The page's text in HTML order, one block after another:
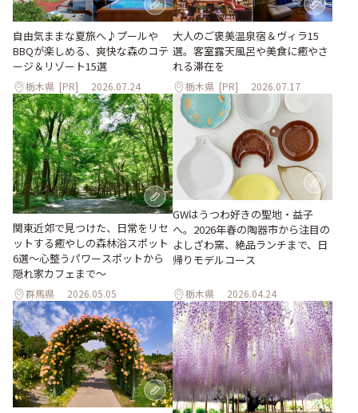
自由気ままな夏旅へ♪プールや
BBQが楽しめる、爽快な森のコテ
ージ＆リゾート15選
栃木県 [PR] 2026.07.24
大人のご褒美温泉宿＆ヴィラ15
選。客室露天風呂や美食に癒やさ
れる滞在を
栃木県 [PR] 2026.07.17
関東近郊で見つけた、日常をリセ
ットする癒やしの森林浴スポット
6選～心整うパワースポットから
隠れ家カフェまで～
群馬県 2026.05.05
GWはうつわ好きの聖地・益子
へ。2026年春の陶器市から注目の
よしざわ窯、絶品ランチまで、日
帰りモデルコース
栃木県 2026.04.24